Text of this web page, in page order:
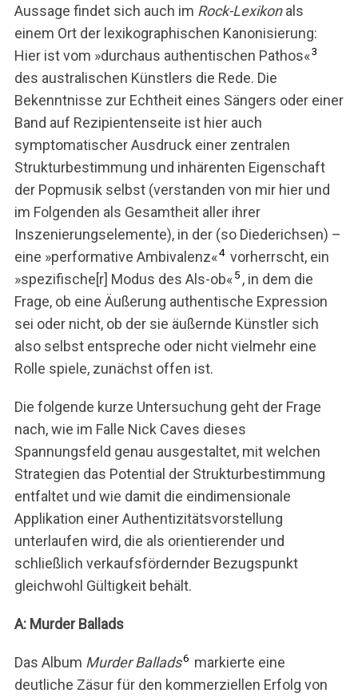
Aussage findet sich auch im Rock-Lexikonals
einem Ort der lexikographischen Kanonisierung:
Hier ist vom »durchaus authentischen Pathos«3
des australischen Künstlers die Rede. Die
Bekenntnisse zur Echtheit eines Sängers oder einer
Band auf Rezipientenseite ist hier auch
symptomatischer Ausdruck einer zentralen
Strukturbestimmung und inhärenten Eigenschaft
der Popmusik selbst (verstanden von mir hier und
im Folgenden als Gesamtheit aller ihrer
Inszenierungselemente), in der (so Diederichsen) –
eine »performative Ambivalenz«4 vorherrscht, ein
»spezifische[r] Modus des Als-ob«5 , in dem die
Frage, ob eine Äußerung authentische Expression
sei oder nicht, ob der sie äußernde Künstler sich
also selbst entspreche oder nicht vielmehr eine
Rolle spiele, zunächst offen ist.
Die folgende kurze Untersuchung geht der Frage
nach, wie im Falle Nick Caves dieses
Spannungsfeld genau ausgestaltet, mit welchen
Strategien das Potential der Strukturbestimmung
entfaltet und wie damit die eindimensionale
Applikation einer Authentizitätsvorstellung
unterlaufen wird, die als orientierender und
schließlich verkaufsfördernder Bezugspunkt
gleichwohl Gültigkeit behält.
A: Murder Ballads
Das Album Murder Ballads6 markierte eine
deutliche Zäsur für den kommerziellen Erfolg von